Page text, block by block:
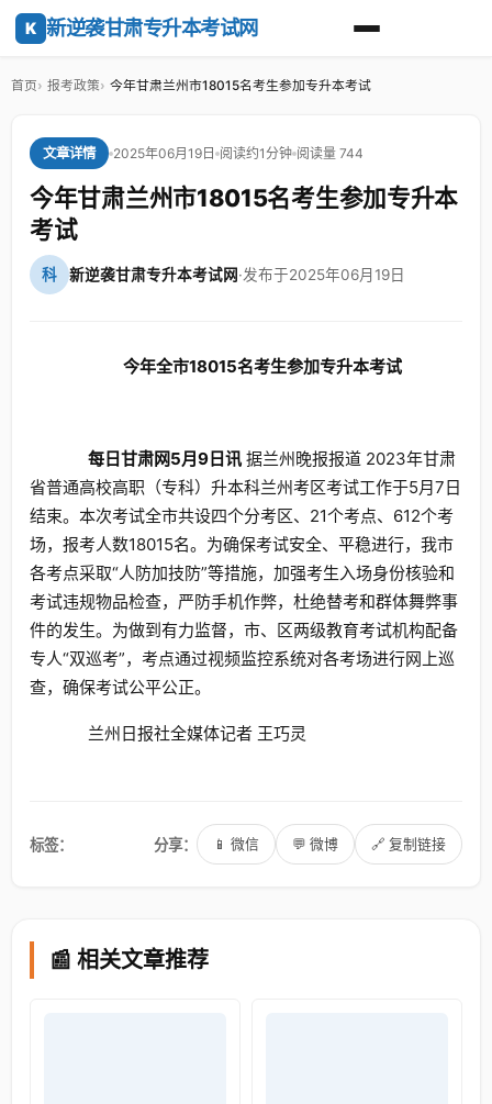
K 新逆袭甘肃专升本考试网
首页 报考政策 今年甘肃兰州市18015名考生参加专升本考试
文章详情 2025年06月19日 阅读约1分钟 阅读量 744
今年甘肃兰州市18015名考生参加专升本
考试
科 新逆袭甘肃专升本考试网·发布于2025年06月19日
今年全市18015名考生参加专升本考试
每日甘肃网5月9日讯据兰州晚报报道 2023年甘肃
省普通高校高职（专科）升本科兰州考区考试工作于5月7日
结束。本次考试全市共设四个分考区、21个考点、612个考
场，报考人数18015名。为确保考试安全、平稳进行，我市
各考点采取“人防加技防”等措施，加强考生入场身份核验和
考试违规物品检查，严防手机作弊，杜绝替考和群体舞弊事
件的发生。为做到有力监督，市、区两级教育考试机构配备
专人“双巡考”，考点通过视频监控系统对各考场进行网上巡
查，确保考试公平公正。
兰州日报社全媒体记者 王巧灵
标签： 分享： 📱 微信 💬 微博 🔗 复制链接
📰 相关文章推荐